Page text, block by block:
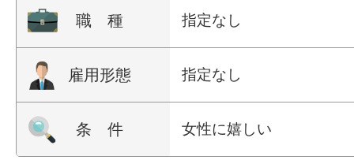
職 種 指定なし
雇用形態 指定なし
条 件 女性に嬉しい